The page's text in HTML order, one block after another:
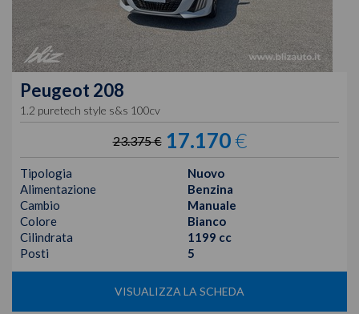
Peugeot 208
1.2 puretech style s&s 100cv
23.375 € 17.170€
Tipologia
Nuovo
Alimentazione
Benzina
Cambio
Manuale
Colore
Bianco
Cilindrata
1199 cc
Posti
5
VISUALIZZA LA SCHEDA